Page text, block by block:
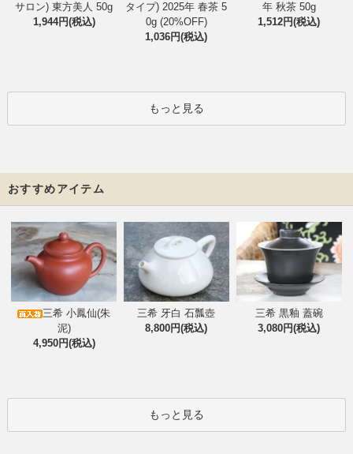
サロン) 東方美人 50g
1,944円(税込)
タイプ) 2025年 春茶 5
0g (20%OFF)
1,036円(税込)
年 秋茶 50g
1,512円(税込)
もっと見る
おすすめアイテム
三希 小鳳仙(朱
泥)
4,950円(税込)
三希 牙白 石瓢壺
8,800円(税込)
三希 黒釉 蓋碗
3,080円(税込)
もっと見る